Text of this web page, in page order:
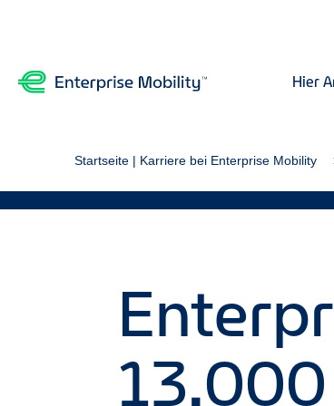
Hier
Startseite | Karriere bei Enterprise Mobility